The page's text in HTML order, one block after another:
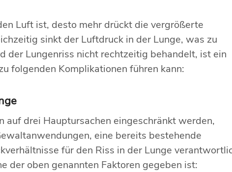
Luft ist, desto mehr drückt die vergrößerte
sinkt der Luftdruck in der Lunge, was zu
der Lungenriss nicht rechtzeitig behandelt, ist ein
folgenden Komplikationen führen kann:
auf drei Hauptursachen eingeschränkt werden,
eine bereits bestehende
für den Riss in der Lunge
der oben genannten Faktoren gegeben ist: